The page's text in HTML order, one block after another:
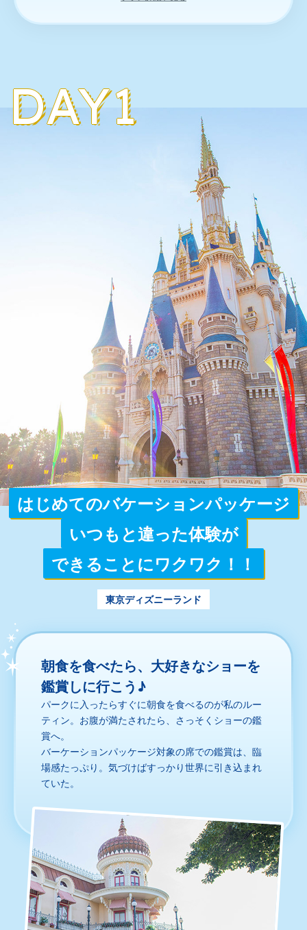
DAY1
DAY1
はじめてのバケーションパッケージ
いつもと違った体験が
できることにワクワク！！
東京ディズニーランド
朝食を食べたら、大好きなショーを
鑑賞しに行こう♪
パークに入ったらすぐに朝食を食べるのが私のルー
ティン。お腹が満たされたら、さっそくショーの鑑
賞へ。
バーケーションパッケージ対象の席での鑑賞は、臨
場感たっぷり。気づけばすっかり世界に引き込まれ
ていた。